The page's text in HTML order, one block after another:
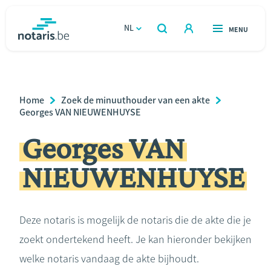
gaan
NL
OPEN
ZOEKEN
OPEN
MENU
Relatie & samenleven
Erven & schenken
Ondernemen
Rekenmodules
Breadcrumb
Home
Zoek de minuuthouder van een akte
Georges VAN NIEUWENHUYSE
Georges VAN
NIEUWENHUYSE
Deze notaris is mogelijk de notaris die de akte die je
zoekt ondertekend heeft. Je kan hieronder bekijken
welke notaris vandaag de akte bijhoudt.